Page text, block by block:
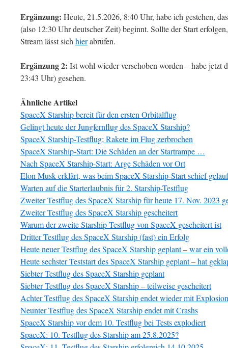
Ergänzung: Heute, 21.5.2026, 8:40 Uhr, habe ich gestehen,
(also 12:30 Uhr deutscher Zeit) beginnt. Sollte der Start
Stream lässt sich hierabrufen.
Ergänzung 2: Ist wohl wieder verschoben worden – habe jetzt
23:43 Uhr) gesehen.
Ähnliche Artikel
SpaceX Starship bereit für den ersten Orbitalflug
Gelingt heute der Jungfernflug des SpaceX Starship?
SpaceX Starship-Testflug; Rakete im Flug zerbrochen
SpaceX Starship-Start: Die Schäden an der Startrampe …
Nach SpaceX Starship-Start: Arge Schäden vor Ort
Elon Musk erklärt, was beim SpaceX Starship-Start schief
Warten auf die Starterlaubnis für 2. Starship-Testflug
Zweiter Testflug des SpaceX Starship für heute 17. Nov. 2023
Zweiter Testflug des SpaceX Starship gescheitert
Warum der zweite Starship Testflug von SpaceX gescheitert ist
Dritter Testflug des SpaceX Starship (fast) ein Erfolg
Heute neuer Testflug des SpaceX Starship geplant – war ein
Heute sechster Teststart des SpaceX Starship geplant – hat
Siebter Testflug des SpaceX Starship geplant
Siebter Testflug des SpaceX Starship – teilweise gescheitert
Achter Testflug des SpaceX Starship endet wieder mit Explosion
Neunter Testflug des SpaceX Starship endet mit Crashs
SpaceX Starship vor dem 10. Testflug bei Tests explodiert
SpaceX: 10. Testflug des Starship am 25.8.2025?